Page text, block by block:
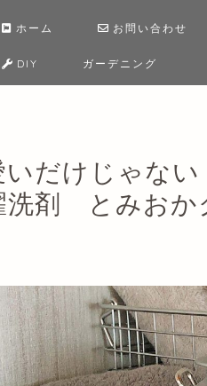
ホーム お問い合わせ
DIY ガーデニング
いだけじゃな
洗剤 とみおか